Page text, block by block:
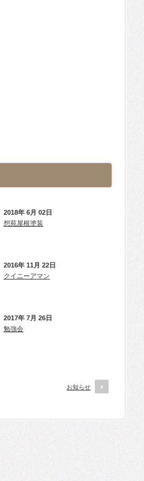
2018年 6月 02日
想苑屋根塗装
2016年 11月 22日
クイニーアマン
2017年 7月 26日
勉強会
お知らせ